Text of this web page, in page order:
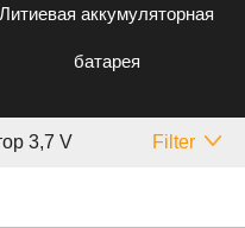
Литиевая аккумуляторная
батарея
3,7 V Filter